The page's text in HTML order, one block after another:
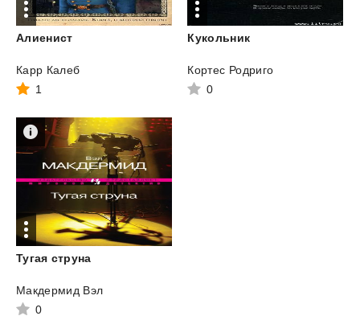
Алиенист
Карр Калеб
1
Кукольник
Кортес Родриго
0
Тугая струна
Макдермид Вэл
0